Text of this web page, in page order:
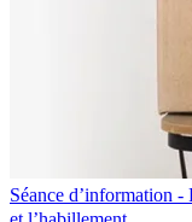
Séance d’information